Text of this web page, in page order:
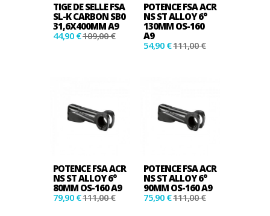
TIGE DE SELLE FSA
SL-K CARBON SB0
31,6X400MM A9
44,90 €109,00 €
POTENCE FSA ACR
NS ST ALLOY 6°
130MM OS-160
A9
54,90 €111,00 €
POTENCE FSA ACR
NS ST ALLOY 6°
80MM OS-160 A9
79,90 €111,00 €
POTENCE FSA ACR
NS ST ALLOY 6°
90MM OS-160 A9
75,90 €111,00 €